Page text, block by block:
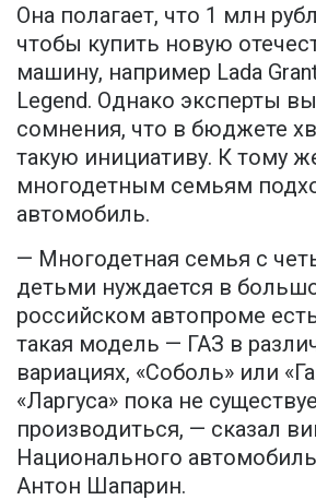
Она полагает, что 1 млн
чтобы купить новую
машину, например Lada
Legend. Однако эксперты
сомнения, что в бюджете
такую инициативу. К тому
многодетным семьям
автомобиль.
— Многодетная семья с
детьми нуждается в
российском автопроме
такая модель — ГАЗ в
вариациях, «Соболь» или
«Ларгуса» пока не
производиться, — сказал
Национального
Антон Шапарин.